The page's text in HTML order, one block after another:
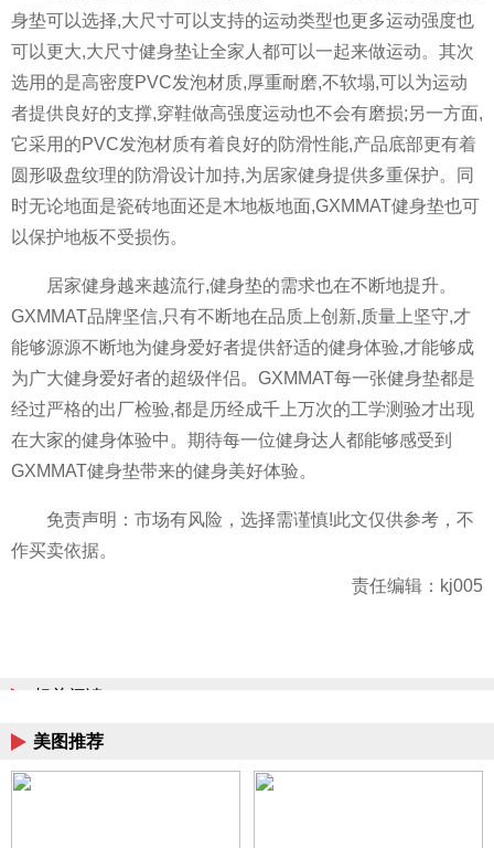
身垫可以选择,大尺寸可以支持的运动类型也更多运动强度也
可以更大,大尺寸健身垫让全家人都可以一起来做运动。其次
选用的是高密度PVC发泡材质,厚重耐磨,不软塌,可以为运动
者提供良好的支撑,穿鞋做高强度运动也不会有磨损;另一方面,
它采用的PVC发泡材质有着良好的防滑性能,产品底部更有着
圆形吸盘纹理的防滑设计加持,为居家健身提供多重保护。同
时无论地面是瓷砖地面还是木地板地面,GXMMAT健身垫也可
以保护地板不受损伤。
居家健身越来越流行,健身垫的需求也在不断地提升。
GXMMAT品牌坚信,只有不断地在品质上创新,质量上坚守,才
能够源源不断地为健身爱好者提供舒适的健身体验,才能够成
为广大健身爱好者的超级伴侣。GXMMAT每一张健身垫都是
经过严格的出厂检验,都是历经成千上万次的工学测验才出现
在大家的健身体验中。期待每一位健身达人都能够感受到
GXMMAT健身垫带来的健身美好体验。
免责声明：市场有风险，选择需谨慎!此文仅供参考，不
作买卖依据。
责任编辑：kj005
相关阅读
美图推荐